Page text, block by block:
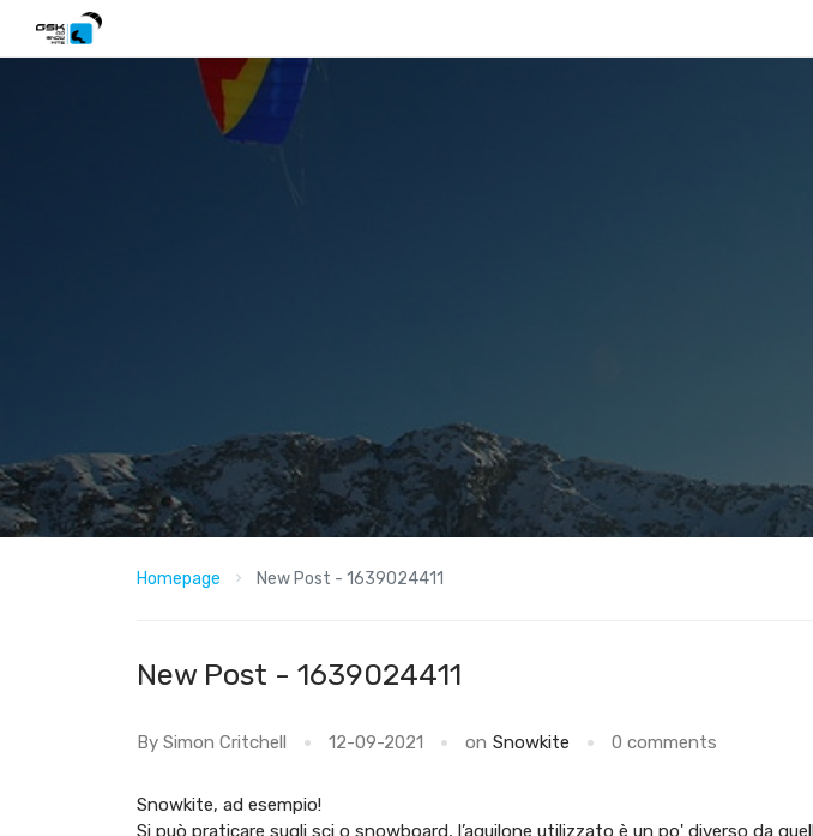
Homepage New Post - 1639024411
New Post - 1639024411
By Simon Critchell 12-09-2021 on Snowkite 0 comments
Snowkite, ad esempio!
Si può praticare sugli sci o snowboard, l’aquilone utilizzato è un po' diverso da